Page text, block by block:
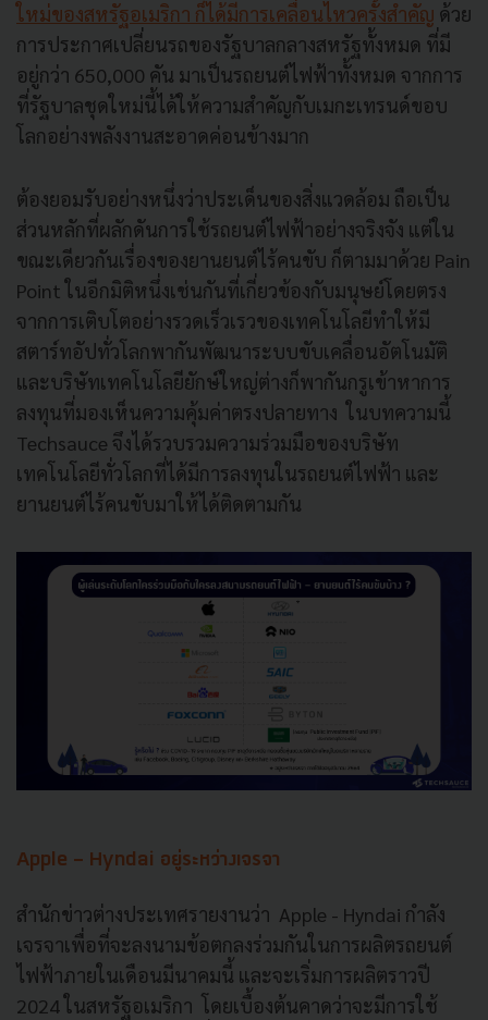
ใหม่ของสหรัฐอเมริกา ก็ได้มีการเคลื่อนไหวครั้งสำคัญ ด้วย
การประกาศเปลี่ยนรถของรัฐบาลกลางสหรัฐทั้งหมด ที่มี
อยู่กว่า 650,000 คัน มาเป็นรถยนต์ไฟฟ้าทั้งหมด จากการ
ที่รัฐบาลชุดใหม่นี้ได้ให้ความสำคัญกับเมกะเทรนด์ขอบ
โลกอย่างพลังงานสะอาดค่อนข้างมาก
ต้องยอมรับอย่างหนึ่งว่าประเด็นของสิ่งแวดล้อม ถือเป็น
ส่วนหลักที่ผลักดันการใช้รถยนต์ไฟฟ้าอย่างจริงจัง แต่ใน
ขณะเดียวกันเรื่องของยานยนต์ไร้คนขับ ก็ตามมาด้วย Pain
Point ในอีกมิติหนึ่งเช่นกันที่เกี่ยวข้องกับมนุษย์โดยตรง
จากการเติบโตอย่างรวดเร็วเรวของเทคโนโลยีทำให้มี
สตาร์ทอัปทั่วโลกพากันพัฒนาระบบขับเคลื่อนอัตโนมัติ
และบริษัทเทคโนโลยียักษ์ใหญ่ต่างก็พากันกรูเข้าหาการ
ลงทุนที่มองเห็นความคุ้มค่าตรงปลายทาง ในบทความนี้
Techsauce จึงได้รวบรวมความร่วมมือของบริษัท
เทคโนโลยีทั่วโลกที่ได้มีการลงทุนในรถยนต์ไฟฟ้า และ
ยานยนต์ไร้คนขับมาให้ได้ติดตามกัน
Apple - Hyndai อยู่ระหว่างเจรจา
สำนักข่าวต่างประเทศรายงานว่า Apple - Hyndai กำลัง
เจรจาเพื่อที่จะลงนามข้อตกลงร่วมกันในการผลิตรถยนต์
ไฟฟ้าภายในเดือนมีนาคมนี้ และจะเริ่มการผลิตราวปี
2024 ในสหรัฐอเมริกา โดยเบื้องต้นคาดว่าจะมีการใช้